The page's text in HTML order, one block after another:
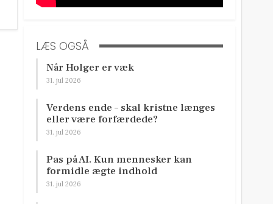
LÆS OGSÅ
Når Holger er væk
31. jul 2026
Verdens ende – skal kristne længes
eller være forfærdede?
31. jul 2026
Pas på AI. Kun mennesker kan
formidle ægte indhold
31. jul 2026